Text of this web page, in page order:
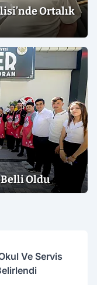
Ortalık
Belli Oldu
Ve Servis